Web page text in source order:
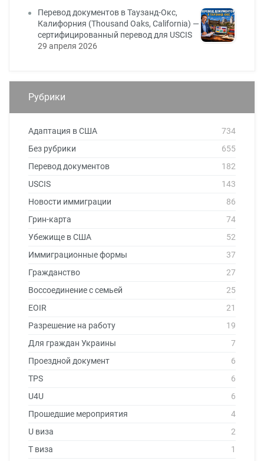
Перевод документов в Таузанд-Окс,
Калифорния (Thousand Oaks, California) —
сертифицированный перевод для USCIS
29 апреля 2026
Рубрики
Адаптация в США
734
Без рубрики
655
Перевод документов
182
USCIS
143
Новости иммиграции
86
Грин-карта
74
Убежище в США
52
Иммиграционные формы
37
Гражданство
27
Воссоединение с семьей
25
EOIR
21
Разрешение на работу
19
Для граждан Украины
7
Проездной документ
6
TPS
6
U4U
6
Прошедшие мероприятия
4
U виза
2
T виза
1